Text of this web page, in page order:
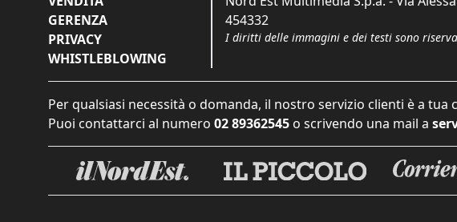
GERENZA
PRIVACY
WHISTLEBLOWING
454332
I diritti delle immagini e dei testi sono
Per qualsiasi necessità o domanda, il nostro servizio clienti è a tua
Puoi contattarci al numero 02 89362545 o scrivendo una mail a